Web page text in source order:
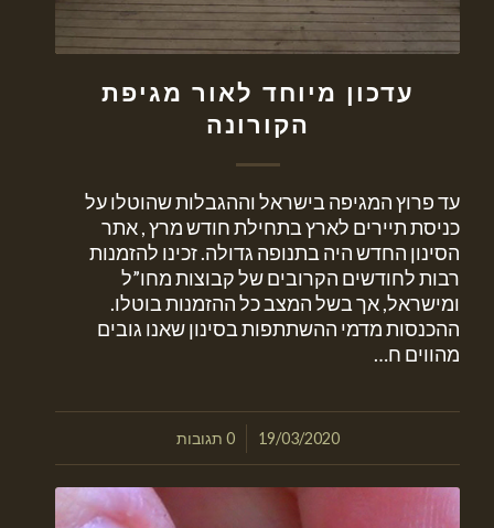
עדכון מיוחד לאור מגיפת
הקורונה
עד פרוץ המגיפה בישראל וההגבלות שהוטלו על
כניסת תיירים לארץ בתחילת חודש מרץ , אתר
הסינון החדש היה בתנופה גדולה. זכינו להזמנות
רבות לחודשים הקרובים של קבוצות מחו”ל
ומישראל, אך בשל המצב כל ההזמנות בוטלו.
ההכנסות מדמי ההשתתפות בסינון שאנו גובים
מהווים ח…
19/03/2020
/ 0 תגובות